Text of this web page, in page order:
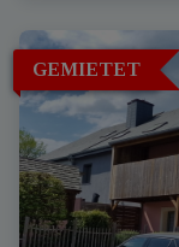
GEMIETET